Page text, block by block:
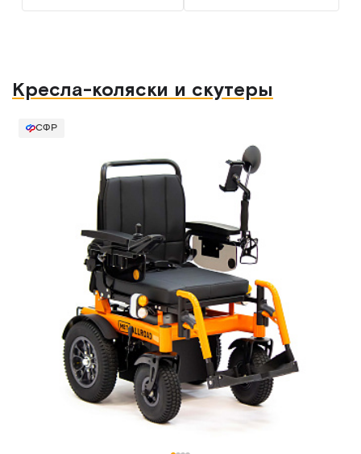
Кресла-коляски и скутеры
СФР